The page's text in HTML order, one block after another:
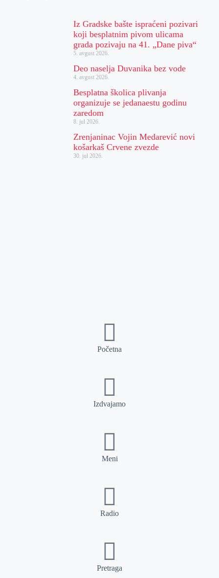
Iz Gradske bašte ispraćeni pozivari
koji besplatnim pivom ulicama
grada pozivaju na 41. „Dane piva“
5. avgust 2026.
Deo naselja Duvanika bez vode
4. avgust 2026.
Besplatna školica plivanja
organizuje se jedanaestu godinu
zaredom
8. jul 2026.
Zrenjaninac Vojin Medarević novi
košarkaš Crvene zvezde
30. jul 2026.
Početna
Izdvajamo
Meni
Radio
Pretraga